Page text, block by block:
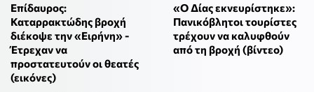
Επίδαυρος:
Καταρρακτώδης βροχή
διέκοψε την «Ειρήνη» -
Έτρεχαν να
προστατευτούν οι θεατές
(εικόνες)
«Ο Δίας εκνευρίστηκε»:
Πανικόβλητοι τουρίστες
τρέχουν να καλυφθούν
από τη βροχή (βίντεο)